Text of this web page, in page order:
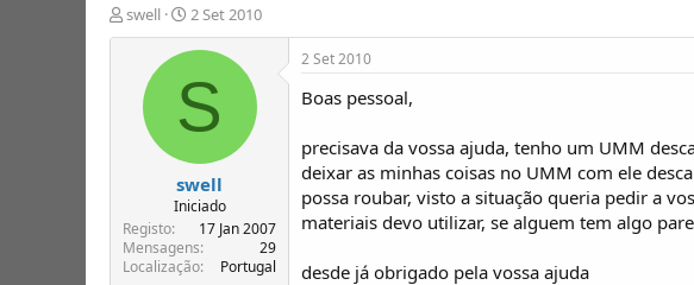
I
n
e
T
ó
swell
D
a
t
a
d
e
n
í
c
o
2 Set 2010
S
swell
Iniciado
Registo
17 Jan 2007
Mensagens
29
Localização
Portugal
2 Set 2010
Boas pessoal,
precisava da vossa ajuda, tenho um UMM
deixar as minhas coisas no UMM com ele
possa roubar, visto a situação queria pedir a
materiais devo utilizar, se alguem tem algo
desde já obrigado pela vossa ajuda